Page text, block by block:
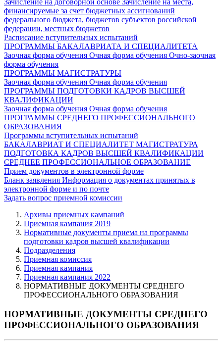
финансируемые за счет бюджетных ассигнований
федерального бюджета, бюджетов субъектов российской
федерации, местных бюджетов
Расписание вступительных испытаний
ПРОГРАММЫ БАКАЛАВРИАТА И СПЕЦИАЛИТЕТА
Заочная форма обучения Очная форма обучения Очно-заочная
форма обучения
ПРОГРАММЫ МАГИСТРАТУРЫ
Заочная форма обучения Очная форма обучения
ПРОГРАММЫ ПОДГОТОВКИ КАДРОВ ВЫСШЕЙ
КВАЛИФИКАЦИИ
Заочная форма обучения Очная форма обучения
ПРОГРАММЫ СРЕДНЕГО ПРОФЕССИОНАЛЬНОГО
ОБРАЗОВАНИЯ
Программы вступительных испытаний
БАКАЛАВРИАТ И СПЕЦИАЛИТЕТ МАГИСТРАТУРА
ПОДГОТОВКА КАДРОВ ВЫСШЕЙ КВАЛИФИКАЦИИ
СРЕДНЕЕ ПРОФЕССИОНАЛЬНОЕ ОБРАЗОВАНИЕ
Прием документов в электронной форме
Бланк заявления Информация о документах принятых в
электронной форме и по почте
Задать вопрос приемной комиссии
Архивы приемных кампаний
Приемная кампания 2019
Нормативные документы приема на программы
подготовки кадров высшей квалификации
Подразделения
Приемная комиссия
Приемная кампания
Приемная кампания 2022
НОРМАТИВНЫЕ ДОКУМЕНТЫ СРЕДНЕГО
ПРОФЕССИОНАЛЬНОГО ОБРАЗОВАНИЯ
НОРМАТИВНЫЕ ДОКУМЕНТЫ СРЕДНЕГО
ПРОФЕССИОНАЛЬНОГО ОБРАЗОВАНИЯ